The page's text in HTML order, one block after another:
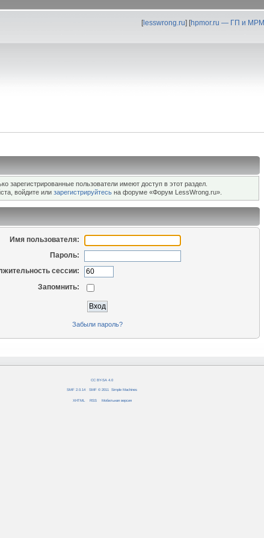
[lesswrong.ru] [hpmor.ru — ГП и МРМ
зарегистрированные пользователи имеют доступ в этот раздел.
войдите или зарегистрируйтесьна форуме «Форум LessWrong.ru».
Имя пользователя:
Пароль:
сессии:
Запомнить:
Забыли пароль?
CC BY-SA 4.0
SMF 2.0.14 SMF © 2011 Simple Machines
XHTML RSS Мобильная версия